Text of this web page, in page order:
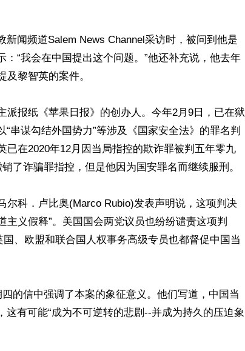
闻频道Salem News Channel采访时，被问到他是
“我会在中国提出这个问题。”他还补充说，他去年
及黎智英的案件。
派报纸《苹果日报》的创办人。今年2月9日，已在狱
串谋勾结外国势力”等涉及《国家安全法》的罪名判
已在2020年12月因当局指控的欺诈罪被判五年零九
了诈骗罪指控，但是他因为国安罪名而继续服刑。
尔科．卢比奥(Marco Rubio)发表声明说，这项判决
主义假释”。美国国会两党议员也纷纷谴责这项判
、欧盟和联合国人权事务高级专员也都督促中国当
的信中强调了本案的象征意义。他们写道，中国当
这有可能“成为不可逆转的悲剧--并成为持久的压迫象